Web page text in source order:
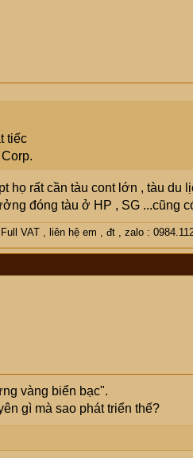
tiếc
họ rất cần tàu cont lớn , tàu du
đóng tàu ở HP , SG ...cũng
VAT , liên hệ em , đt , zalo :
vàng biển bạc".
gì mà sao phát triển thế?